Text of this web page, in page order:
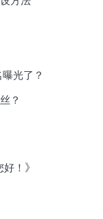
光了？
？
！ 》